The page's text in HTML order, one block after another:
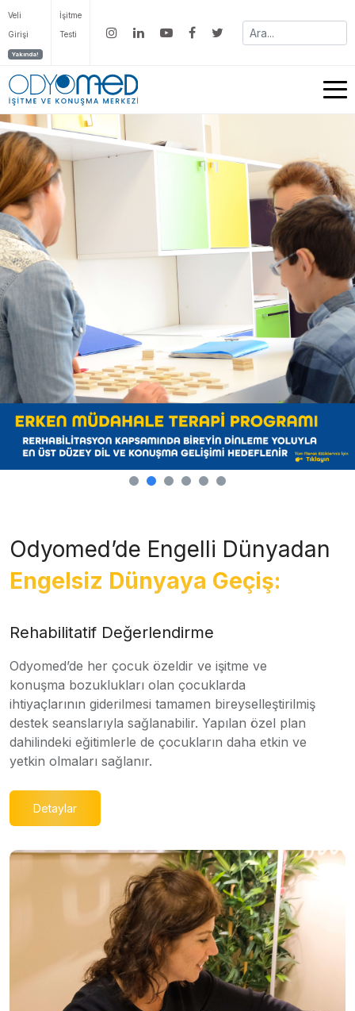
Veli
Girişi
Yakında!
İşitme
Testi
Odyomed’de Engelli Dünyadan
Engelsiz Dünyaya Geçiş:
Rehabilitatif Değerlendirme
Odyomed’de her çocuk özeldir ve işitme ve
konuşma bozuklukları olan çocuklarda
ihtiyaçlarının giderilmesi tamamen bireyselleştirilmiş
destek seanslarıyla sağlanabilir. Yapılan özel plan
dahilindeki eğitimlerle de çocukların daha etkin ve
yetkin olmaları sağlanır.
Detaylar